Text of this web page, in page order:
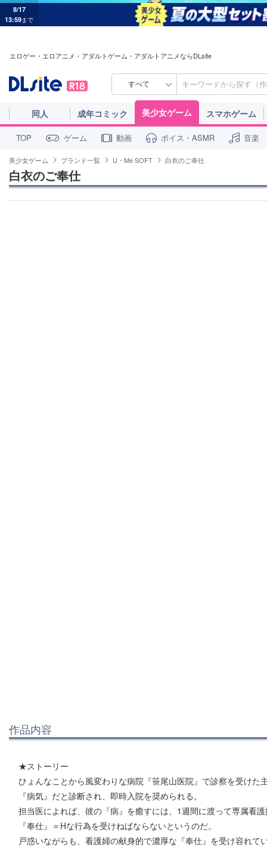
8/17
13:59 まで
エロゲー・エロアニメ・アダルトゲーム・アダルトアニメならDLsite
すべて
同人 成年コミック 美少女ゲーム スマホゲーム
TOP ゲーム 動画 ボイス・ASMR 音楽
美少女ゲーム ブランド一覧 U・Me SOFT 白衣のご奉仕
白衣のご奉仕
作品内容
★ストーリー
ひょんなことから風変わりな病院『笹尾山医院』で診察を受けた
『病気』だと診断され、即時入院を奨められる。
担当医によれば、彼の『病』を癒すには、1週間に渡って専属看
『奉仕』＝Hな行為を受けねばならないというのだ。
戸惑いながらも、看護婦の献身的で濃厚な『奉仕』を受け容れて